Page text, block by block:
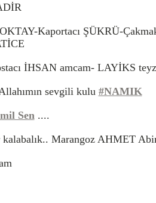
Kaportacı ŞÜKRÜ-
İHSAN amcam- LAYİKS
sevgili kulu #NAMIK
Sen ....
Marangoz AHMET